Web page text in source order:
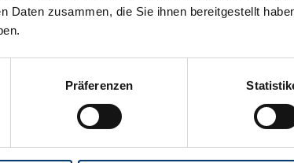
Daten zusammen, die Sie ihnen bereitgestellt
Präferenzen